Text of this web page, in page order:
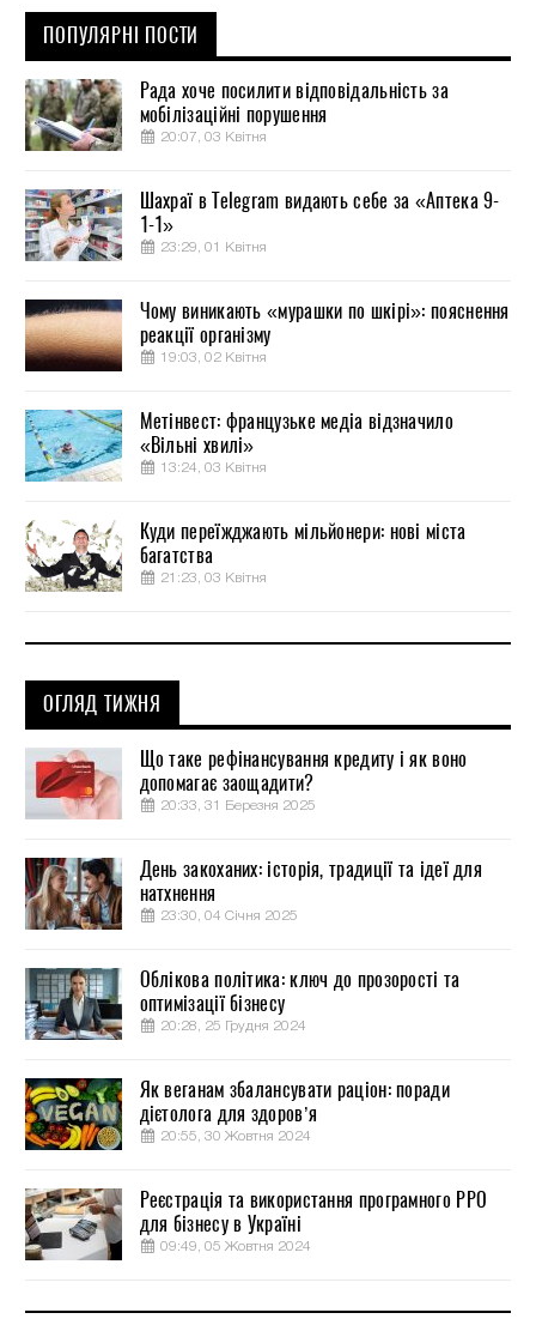
ПОПУЛЯРНІ ПОСТИ
Рада хоче посилити відповідальність за
мобілізаційні порушення
20:07, 03 Квітня
Шахраї в Telegram видають себе за «Аптека 9-
1-1»
23:29, 01 Квітня
Чому виникають «мурашки по шкірі»: пояснення
реакції організму
19:03, 02 Квітня
Метінвест: французьке медіа відзначило
«Вільні хвилі»
13:24, 03 Квітня
Куди переїжджають мільйонери: нові міста
багатства
21:23, 03 Квітня
ОГЛЯД ТИЖНЯ
Що таке рефінансування кредиту і як воно
допомагає заощадити?
20:33, 31 Березня 2025
День закоханих: історія, традиції та ідеї для
натхнення
23:30, 04 Січня 2025
Облікова політика: ключ до прозорості та
оптимізації бізнесу
20:28, 25 Грудня 2024
Як веганам збалансувати раціон: поради
дієтолога для здоров’я
20:55, 30 Жовтня 2024
Реєстрація та використання програмного РРО
для бізнесу в Україні
09:49, 05 Жовтня 2024